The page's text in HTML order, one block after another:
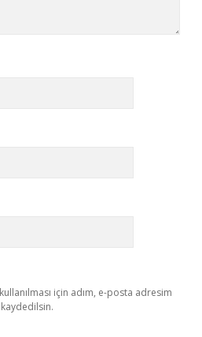
için adım, e-posta adresim